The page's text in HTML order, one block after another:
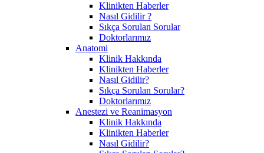
Klinikten Haberler
Nasıl Gidilir ?
Sıkça Sorulan Sorular
Doktorlarımız
Anatomi
Klinik Hakkında
Klinikten Haberler
Nasıl Gidilir?
Sıkça Sorulan Sorular?
Doktorlarımız
Anestezi ve Reanimasyon
Klinik Hakkında
Klinikten Haberler
Nasıl Gidilir?